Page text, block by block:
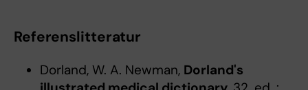
Referenslitteratur
Dorland, W. A. Newman, Dorland's